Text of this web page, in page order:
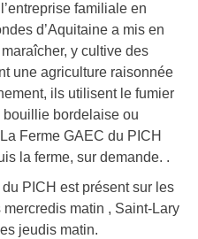
familiale en
d’Aquitaine a mis en
y cultive des
une agriculture raisonnée
ils utilisent le fumier
bordelaise ou
Ferme GAEC du PICH
la ferme, sur demande. .
PICH est présent sur les
matin , Saint-Lary
jeudis matin.